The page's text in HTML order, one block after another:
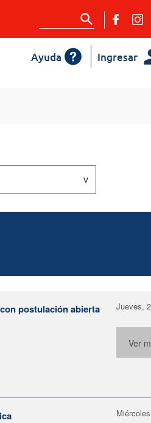
Ingresar
Ayuda
postulación abierta
Jueves,
Ver